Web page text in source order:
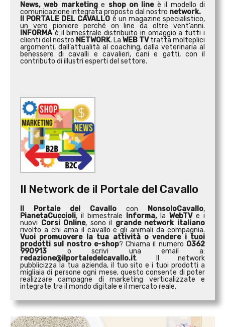
News, web marketinge shop on line è il modello di
comunicazione integrata proposto dal nostro network.
Il PORTALE DEL CAVALLO è un magazine specialistico,
un vero pioniere perché on line da oltre vent’anni.
INFORMA è il bimestrale distribuito in omaggio a tutti i
clienti del nostro NETWORK. La WEB TVtratta molteplici
argomenti, dall’attualità al coaching, dalla veterinaria al
benessere di cavalli e cavalieri, cani e gatti, con il
contributo di illustri esperti del settore.
Il Network de il Portale del Cavallo
Il Portale del Cavallo con NonsoloCavallo,
PianetaCuccioli, il bimestrale Informa,laWebTVe i
nuovi Corsi Online, sono il grande network italiano
rivolto a chi ama il cavallo e gli animali da compagnia.
Vuoi promuovere la tua attività ovendere i tuoi
prodotti sul nostro e-shop? Chiama il numero 0362
990913 o scrivi una email a:
redazione@ilportaledelcavallo.it. Il network
pubblicizza la tua azienda, il tuo sito e i tuoi prodotti a
migliaia di persone ogni mese, questo consente di poter
realizzare campagne di marketing verticalizzate e
integrate tra il mondo digitale e il mercato reale.